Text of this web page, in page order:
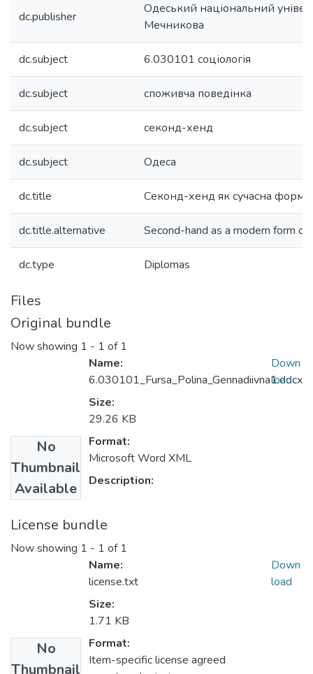
dc.publisher
Одеський національний
Мечникова
dc.subject 6.030101 соціологія
dc.subject споживча поведінка
dc.subject секонд-хенд
dc.subject Одеса
dc.title Секонд-хенд як сучасна
dc.title.alternative Second-hand as a modern form of
dc.type Diplomas
Files
Original bundle
Now showing 1 - 1 of 1
No
Thumbnail
Available
Name:
6.030101_Fursa_Polina_Gennadiivna1.docx
Size:
29.26 KB
Format:
Microsoft Word XML
Description:
Down
load
License bundle
Now showing 1 - 1 of 1
No
Thumbnail
Name:
license.txt
Size:
1.71 KB
Format:
Item-specific license agreed
Down
load